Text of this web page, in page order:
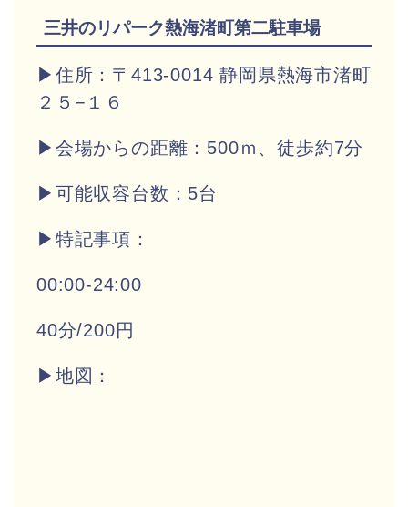
三井のリパーク熱海渚町第二駐車場
▶住所：〒413-0014 静岡県熱海市渚町
２５−１６
▶会場からの距離：500ｍ、徒歩約7分
▶ 可能収容台数：5台
▶特記事項：
00:00-24:00
40分/200円
▶地図：